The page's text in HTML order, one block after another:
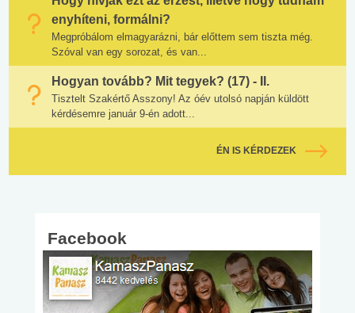
enyhíteni, formálni?
Megpróbálom elmagyarázni, bár előttem sem tiszta még.
Szóval van egy sorozat, és van...
Hogyan tovább? Mit tegyek? (17) - II.
Tisztelt Szakértő Asszony! Az óév utolsó napján küldött
kérdésemre január 9-én adott...
ÉN IS KÉRDEZEK
Facebook